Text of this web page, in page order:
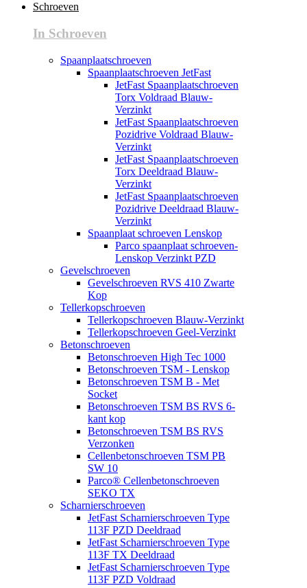
Schroeven
In Schroeven
Spaanplaatschroeven
Spaanplaatschroeven JetFast
JetFast Spaanplaatschroeven
Torx Voldraad Blauw-
Verzinkt
JetFast Spaanplaatschroeven
Pozidrive Voldraad Blauw-
Verzinkt
JetFast Spaanplaatschroeven
Torx Deeldraad Blauw-
Verzinkt
JetFast Spaanplaatschroeven
Pozidrive Deeldraad Blauw-
Verzinkt
Spaanplaat schroeven Lenskop
Parco spaanplaat schroeven-
Lenskop Verzinkt PZD
Gevelschroeven
Gevelschroeven RVS 410 Zwarte
Kop
Tellerkopschroeven
Tellerkopschroeven Blauw-Verzinkt
Tellerkopschroeven Geel-Verzinkt
Betonschroeven
Betonschroeven High Tec 1000
Betonschroeven TSM - Lenskop
Betonschroeven TSM B - Met
Socket
Betonschroeven TSM BS RVS 6-
kant kop
Betonschroeven TSM BS RVS
Verzonken
Cellenbetonschroeven TSM PB
SW 10
Parco® Cellenbetonschroeven
SEKO TX
Scharnierschroeven
JetFast Scharnierschroeven Type
113F PZD Deeldraad
JetFast Scharnierschroeven Type
113F TX Deeldraad
JetFast Scharnierschroeven Type
113F PZD Voldraad